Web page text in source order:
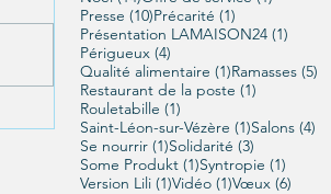
Presse (10)10 posts
Précarité (1)
Présentation LAMAISON24 (1)
Périgueux (4)
Qualité alimentaire (1)1 post
Ramasses (5)
Restaurant de la poste (1)
Rouletabille (1)
Saint-Léon-sur-Vézère (1)1 post
Salons (4)
Se nourrir (1)1 post
Solidarité (3)
Some Produkt (1)1 post
Syntropie (1)
Version Lili (1)1 post
Vidéo (1)1 post
Vœux (6)